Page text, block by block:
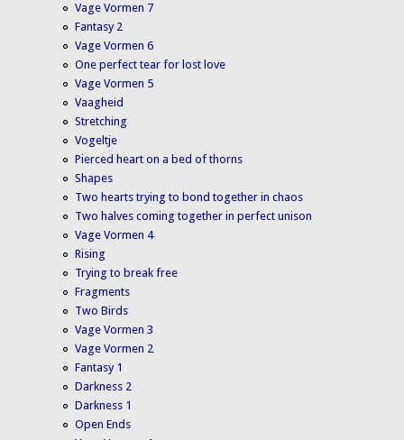
Vage Vormen 7
Fantasy 2
Vage Vormen 6
One perfect tear for lost love
Vage Vormen 5
Vaagheid
Stretching
Vogeltje
Pierced heart on a bed of thorns
Shapes
Two hearts trying to bond together in chaos
Two halves coming together in perfect unison
Vage Vormen 4
Rising
Trying to break free
Fragments
Two Birds
Vage Vormen 3
Vage Vormen 2
Fantasy 1
Darkness 2
Darkness 1
Open Ends